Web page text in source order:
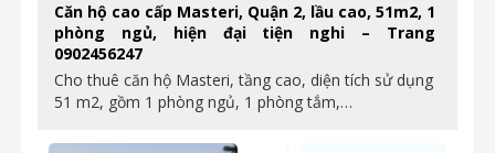
Căn hộ cao cấp Masteri, Quận 2, lầu cao, 51m2, 1
phòng ngủ, hiện đại tiện nghi – Trang
0902456247
Cho thuê căn hộ Masteri, tầng cao, diện tích sử dụng
51 m2, gồm 1 phòng ngủ, 1 phòng tắm,…